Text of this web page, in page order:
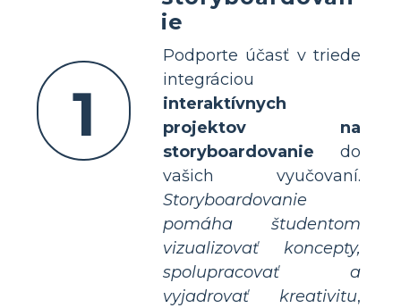
1
ie
Podporte účasť v triede
integráciou
interaktívnych
projektov na
storyboardovanie do
vašich vyučovaní.
Storyboardovanie
pomáha študentom
vizualizovať koncepty,
spolupracovať a
vyjadrovať kreativitu,